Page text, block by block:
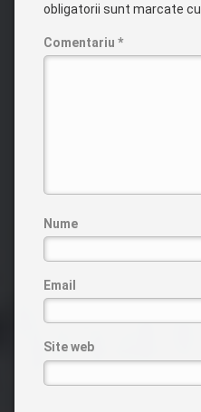
obligatorii sunt marcate cu
Comentariu *
Nume
Email
Site web